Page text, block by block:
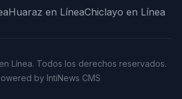
Huaraz en LíneaChiclayo en Línea
Línea. Todos los derechos reservados.
by IntiNews CMS